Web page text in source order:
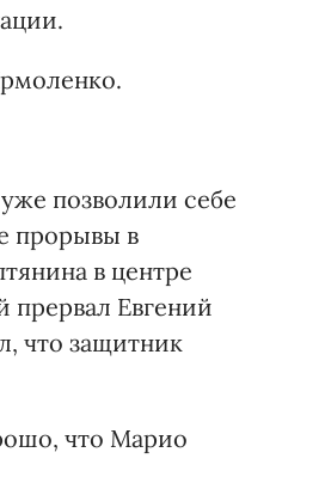
позволили себе
прорывы в
в центре
прервал Евгений
что защитник
что Марио